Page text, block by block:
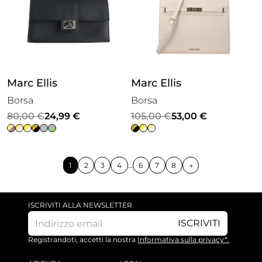
Marc Ellis
Borsa
80,00€
Il
prezzo
24,99 €
Il
prezzo
Marc Ellis
Borsa
105,00€
Il
prezzo
era:
53,00 €
Il
prezzo
è:
1 2 3 4 … 6 7 8 →
ISCRIVITI ALLA NEWSLETTER
ISCRIVITI
Registrandoti, accetti la nostra Informativa sulla privacy*.